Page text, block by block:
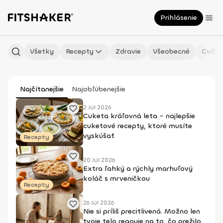
Prihlásenie
Všetky Recepty Zdravie Všeobecné
Najčítanejšie Najobľúbenejšie
Recepty
2 Júl 2026
Cuketa kráľovná leta - najlepšie
cuketové recepty, ktoré musíte
vyskúšať
Recepty
20 Júl 2026
Extra ľahký a rýchly marhuľový
koláč s mrveničkou
26 Júl 2026
Nie si príliš precitlivená. Možno len